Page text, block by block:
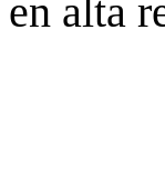
en alta